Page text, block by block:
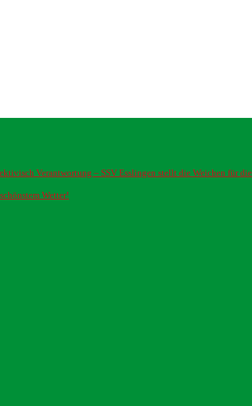
Verantwortung – SSV Esslingen stellt die Weichen für
Wetter!